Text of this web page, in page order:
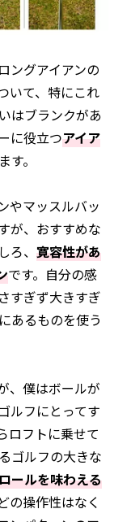
ングアイアンの
いて、特にこれ
はブランクがあ
に役立つアイア
。
やマッスルバッ
が、おすすめな
、 寛容性があ
です。自分の感
すぎず大きすぎ
あるものを使う
、僕はボールが
ルフにとってす
ロフトに乗せて
ゴルフの大きな
ールを味わえる
の操作性はなく